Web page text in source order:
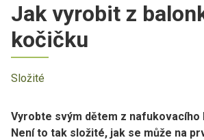
Jak vyrobit z
kočičku
Složité
Vyrobte svým dětem z nafukovacího
Není to tak složité, jak se může na